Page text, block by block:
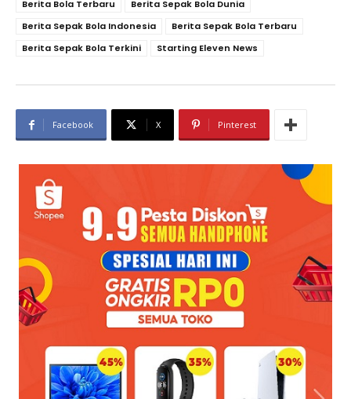
Berita Bola Terbaru
Berita Sepak Bola Dunia
Berita Sepak Bola Indonesia
Berita Sepak Bola Terbaru
Berita Sepak Bola Terkini
Starting Eleven News
Facebook X Pinterest